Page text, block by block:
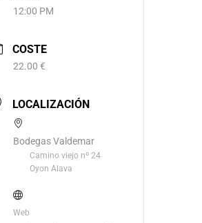
12:00 PM
COSTE
22.00 €
LOCALIZACIÓN
Bodegas Valdemar
Camino viejo nº 24
Oyon Alava
Web